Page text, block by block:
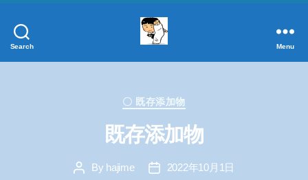
Search
事
正
く
Menu
Categories
〇 既存添加物
既存添加物
PostBy hajime
Post2022年10月1日